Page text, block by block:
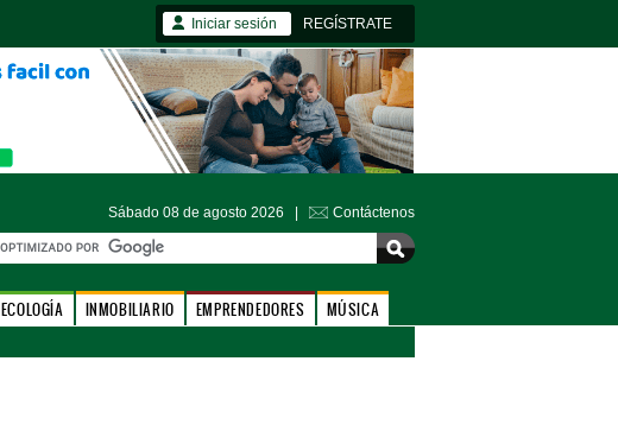
Iniciar sesión REGÍSTRATE
Sábado 08 de agosto 2026 | Contáctenos
ECOLOGÍA INMOBILIARIO EMPRENDEDORES MÚSICA